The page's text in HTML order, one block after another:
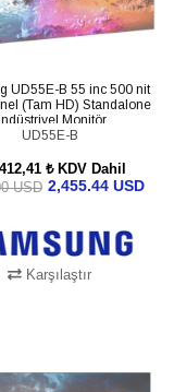
UD55E-B 55 inc 500 nit
(Tam HD) Standalone
Monitör
LH55UDEBLBB/EN
UD55E-B
₺ KDV Dahil
2,455.44 USD
USD
Karşılaştır